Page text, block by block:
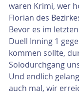
waren Krimi, wer
Florian des
Bevor es im
Duell Inning 1
kommen sollte,
Solodurchgang
Und endlich
auch mal, wir